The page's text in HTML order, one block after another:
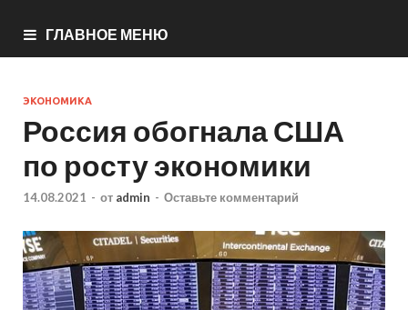
ГЛАВНОЕ МЕНЮ
ЭКОНОМИКА
Россия обогнала США
по росту экономики
14.08.2021 - от admin - Оставьте комментарий